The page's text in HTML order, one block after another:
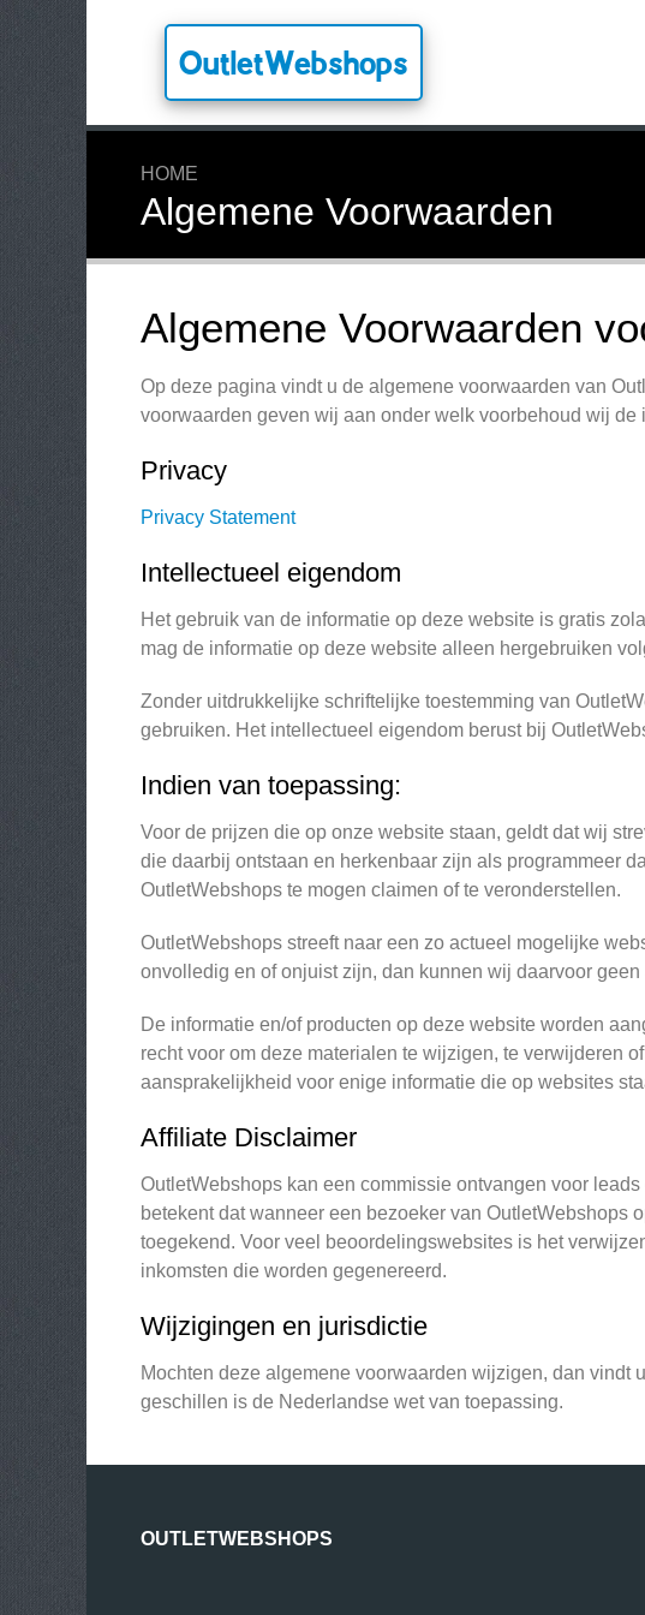
OutletWebshops
HOME
Algemene Voorwaarden
Algemene Voorwaarden
Op deze pagina vindt u de algemene voorwaarden van
voorwaarden geven wij aan onder welk voorbehoud wij
Privacy
Privacy Statement
Intellectueel eigendom
Het gebruik van de informatie op deze website is gratis
mag de informatie op deze website alleen hergebruiken
Zonder uitdrukkelijke schriftelijke toestemming van
gebruiken. Het intellectueel eigendom berust bij
Indien van toepassing:
Voor de prijzen die op onze website staan, geldt dat wij
die daarbij ontstaan en herkenbaar zijn als programmeer
OutletWebshops te mogen claimen of te veronderstellen.
OutletWebshops streeft naar een zo actueel mogelijke
onvolledig en of onjuist zijn, dan kunnen wij daarvoor
De informatie en/of producten op deze website worden
recht voor om deze materialen te wijzigen, te verwijderen
aansprakelijkheid voor enige informatie die op websites
Affiliate Disclaimer
OutletWebshops kan een commissie ontvangen voor
betekent dat wanneer een bezoeker van
toegekend. Voor veel beoordelingswebsites is het
inkomsten die worden gegenereerd.
Wijzigingen en jurisdictie
Mochten deze algemene voorwaarden wijzigen, dan vindt
geschillen is de Nederlandse wet van toepassing.
OUTLETWEBSHOPS